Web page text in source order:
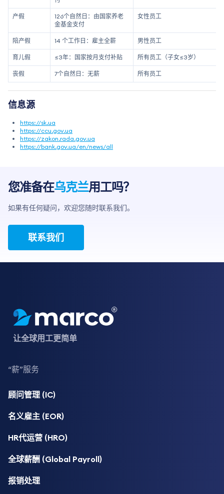
产假
126个自然日：由国家养老
金基金支付
女性员工
陪产假 14 个工作日：雇主全薪 男性员工
育儿假 ≤3年：国家按月支付补贴 所有员工（子女≤3岁）
丧假 7个自然日：无薪 所有员工
信息源
https://sk.ua
https://ccu.gov.ua
https://zakon.rada.gov.ua
https://bank.gov.ua/en/news/all
您准备在乌克兰用工吗？
如果有任何疑问，欢迎您随时联系我们。
联系我们
让全球用工更简单
“薪”服务
顾问管理 (IC)
名义雇主 (EOR)
HR代运营 (HRO)
全球薪酬 (Global Payroll)
报销处理